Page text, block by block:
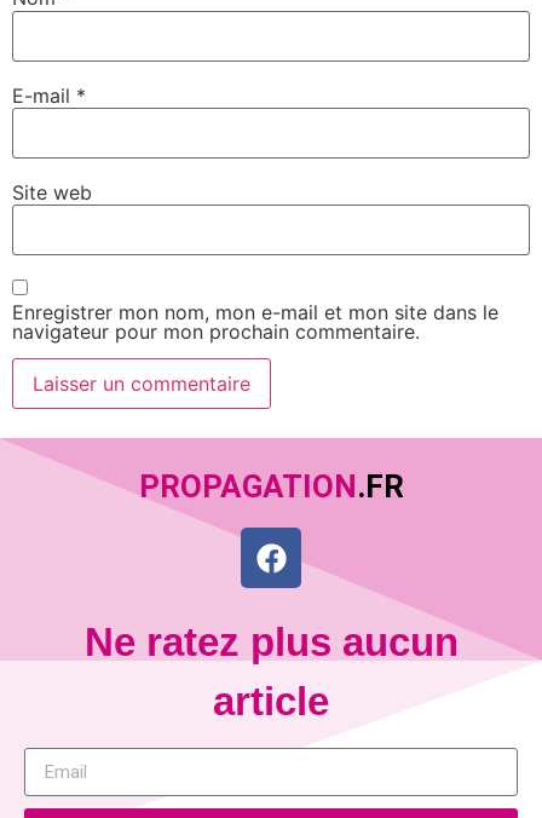
E-mail *
Site web
Enregistrer mon nom, mon e-mail et mon site dans le
navigateur pour mon prochain commentaire.
PROPAGATION.FR
Ne ratez plus aucun
article